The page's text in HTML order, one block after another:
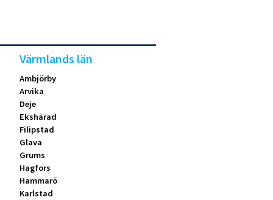
Värmlands län
Ambjörby
Arvika
Deje
Ekshärad
Filipstad
Glava
Grums
Hagfors
Hammarö
Karlstad